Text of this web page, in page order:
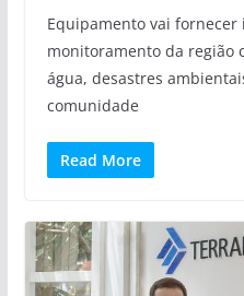
Equipamento vai fornecer
monitoramento da região
água, desastres
comunidade
Read More